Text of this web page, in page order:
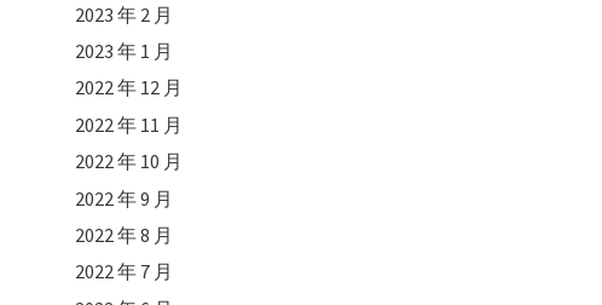
2023 年 2 月
2023 年 1 月
2022 年 12 月
2022 年 11 月
2022 年 10 月
2022 年 9 月
2022 年 8 月
2022 年 7 月